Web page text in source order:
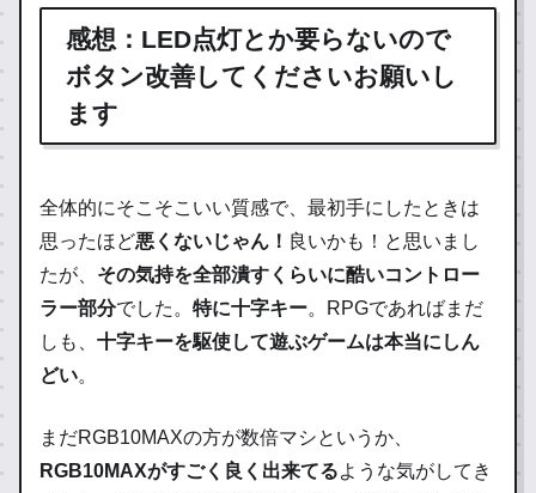
感想：LED点灯とか要らないので
ボタン改善してくださいお願いし
ます
全体的にそこそこいい質感で、最初手にしたときは
思ったほど悪くないじゃん！ 良いかも！と思いまし
たが、 その気持を全部潰すくらいに酷いコントロー
ラー部分でした。 特に十字キー。RPGであればまだ
しも、 十字キーを駆使して遊ぶゲームは本当にしん
どい。
まだRGB10MAXの方が数倍マシというか、
RGB10MAXがすごく良く出来てるような気がしてき